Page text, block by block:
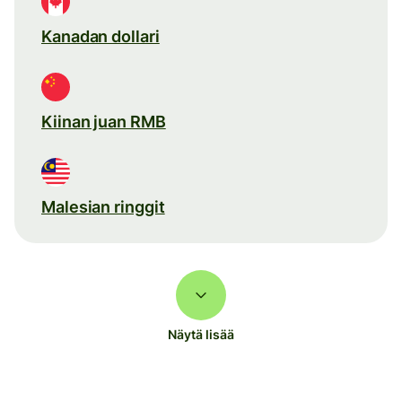
Kanadan dollari
Kiinan juan RMB
Malesian ringgit
Näytä lisää